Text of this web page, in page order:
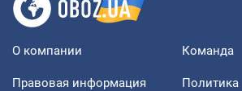
О компании Команда
Правовая информация
Политика